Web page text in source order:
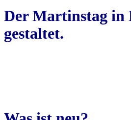
Der Martinstag
gestaltet.